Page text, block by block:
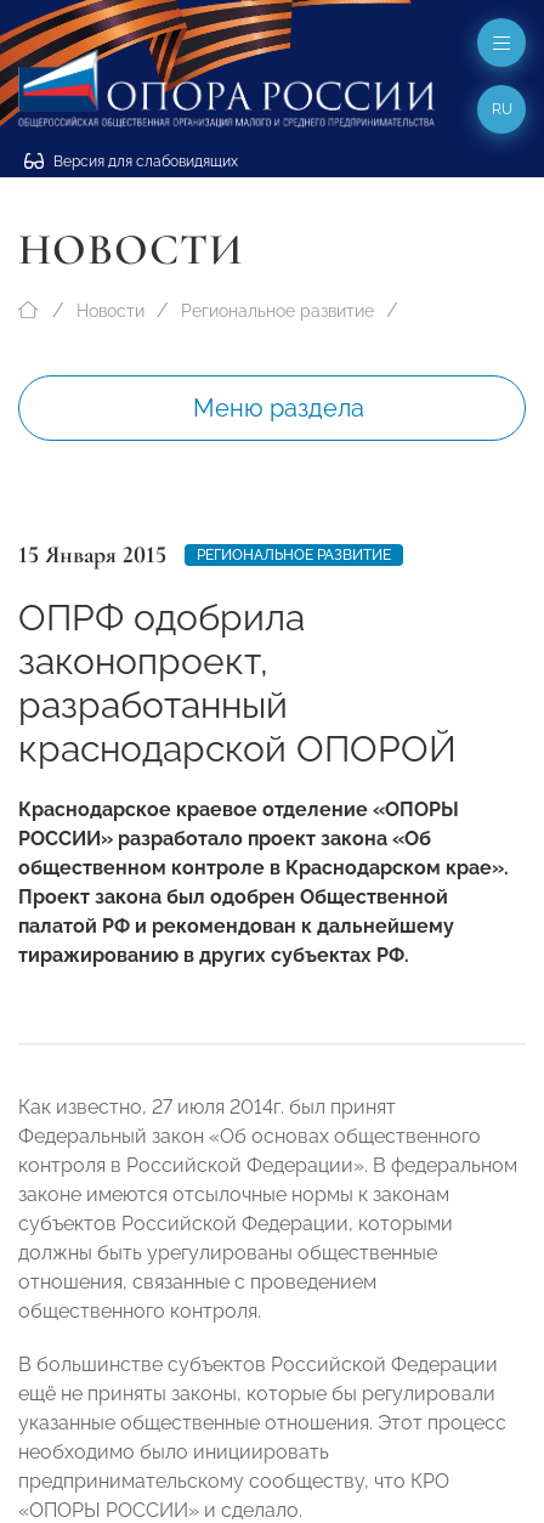
Версия для слабовидящих
RU
НОВОСТИ
Новости Региональное развитие
Меню раздела
15 Января 2015 РЕГИОНАЛЬНОЕ РАЗВИТИЕ
ОПРФ одобрила
законопроект,
разработанный
краснодарской ОПОРОЙ
Краснодарское краевое отделение «ОПОРЫ
РОССИИ» разработало проект закона «Об
общественном контроле в Краснодарском крае».
Проект закона был одобрен Общественной
палатой РФ и рекомендован к дальнейшему
тиражированию в других субъектах РФ.
Как известно, 27 июля 2014г. был принят
Федеральный закон «Об основах общественного
контроля в Российской Федерации». В федеральном
законе имеются отсылочные нормы к законам
субъектов Российской Федерации, которыми
должны быть урегулированы общественные
отношения, связанные с проведением
общественного контроля.
В большинстве субъектов Российской Федерации
ещё не приняты законы, которые бы регулировали
указанные общественные отношения. Этот процесс
необходимо было инициировать
предпринимательскому сообществу, что КРО
«ОПОРЫ РОССИИ» и сделало.